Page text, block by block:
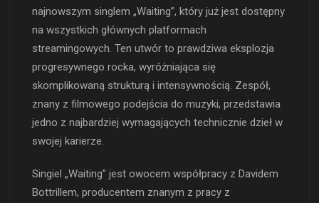
najnowszym singlem „Waiting”, który już jest dostępny
na wszystkich głównych platformach
streamingowych. Ten utwór to prawdziwa eksplozja
progresywnego rocka, wyróżniająca się
skomplikowaną strukturą i intensywnością. Zespół,
znany z filmowego podejścia do muzyki, przedstawia
jedno z najbardziej wymagających technicznie dzieł w
swojej karierze.
Singiel „Waiting” jest owocem współpracy z Davidem
Bottrillem, producentem znanym z pracy z